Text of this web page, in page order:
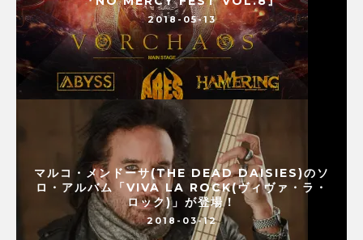
2018-05-13
マルコ・メンドーサ(THE DEAD DAISIES)のソ
ロ・アルバム「VIVA LA ROCK(ヴィヴァ・ラ・
ロック)」が登場！
2018-03-12